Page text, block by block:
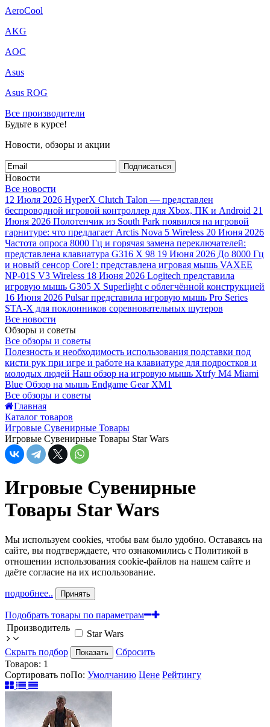
AeroCool
AKG
AOC
Asus
Asus ROG
Все производители
Будьте в курсе!
Новости, обзоры и акции
Подписаться
Новости
Все новости
12 Июля 2026 HyperX Clutch Talon — представлен
беспроводной игровой контроллер для Xbox, ПК и Android 21
Июня 2026 Полотенчик из South Park появился на игровой
гарнитуре: что предлагает Arctis Nova 5 Wireless 20 Июня 2026
Частота опроса 8000 Гц и горячая замена переключателей:
представлена клавиатура G316 X 98 19 Июня 2026 До 8000 Гц
и новый сенсор Core1: представлена игровая мышь VAXEE
NP-01S V3 Wireless 18 Июня 2026 Logitech представила
игровую мышь G305 X Superlight с облегчённой конструкцией
16 Июня 2026 Pulsar представила игровую мышь Pro Series
STA-X для поклонников соревновательных шутеров
Все новости
Обзоры и советы
Все обзоры и советы
Полезность и необходимость использования подставки под
кисти рук при игре и работе на клавиатуре для подростков и
молодых людей Наш обзор на игровую мышь Xtrfy M4 Miami
Blue Обзор на мышь Endgame Gear XM1
Все обзоры и советы
Главная
Каталог товаров
Игровые Сувенирные Товары
Игровые Сувенирные Товары Star Wars
Игровые Сувенирные
Товары Star Wars
Мы используем cookies, чтобы вам было удобно. Оставаясь на
сайте, вы подтверждаете, что ознакомились с Политикой в
отношении использования cookie-файлов на нашем сайте и
даёте согласие на их использование.
подробнее.. Принять
Подобрать товары по параметрам
Производитель
Star Wars
Скрыть подбор
Показать
Сбросить
Товаров: 1
Сортировать поПо: Умолчанию Цене Рейтингу